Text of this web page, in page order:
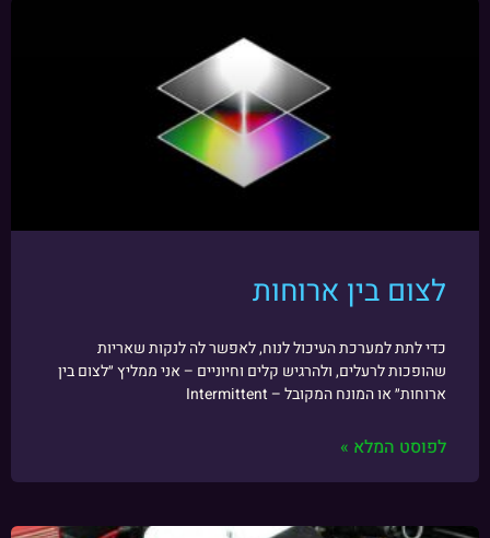
לצום בין ארוחות
כדי לתת למערכת העיכול לנוח, לאפשר לה לנקות שאריות
שהופכות לרעלים, ולהרגיש קלים וחיוניים – אני ממליץ ״לצום בין
ארוחות״ או המונח המקובל – Intermittent
לפוסט המלא »